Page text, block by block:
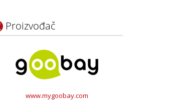
Proizvođač
www.mygoobay.com